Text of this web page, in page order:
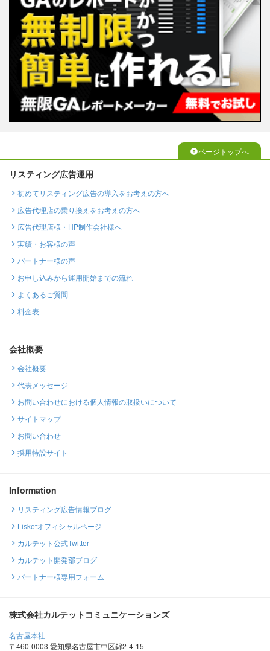
ページトップへ
リスティング広告運用
初めてリスティング広告の導入をお考えの方へ
広告代理店の乗り換えをお考えの方へ
広告代理店様・HP制作会社様へ
実績・お客様の声
パートナー様の声
お申し込みから運用開始までの流れ
よくあるご質問
料金表
会社概要
会社概要
代表メッセージ
お問い合わせにおける個人情報の取扱いについて
サイトマップ
お問い合わせ
採用特設サイト
Information
リスティング広告情報ブログ
Lisketオフィシャルページ
カルテット公式Twitter
カルテット開発部ブログ
パートナー様専用フォーム
株式会社カルテットコミュニケーションズ
名古屋本社
〒460-0003 愛知県名古屋市中区錦2-4-15